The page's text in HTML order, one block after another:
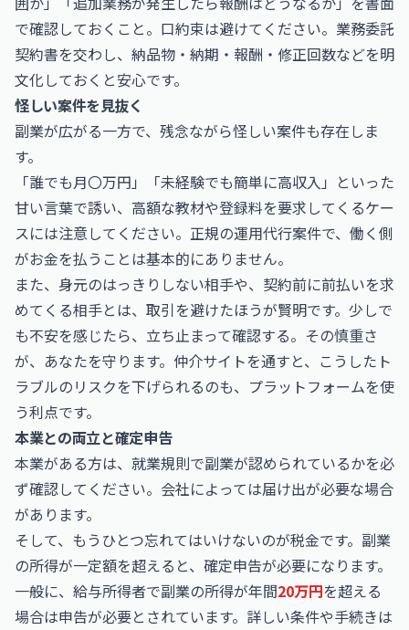
で確認しておくこと。口約束は避けてください。業務委託
契約書を交わし、納品物・納期・報酬・修正回数などを明
文化しておくと安心です。
怪しい案件を見抜く
副業が広がる一方で、残念ながら怪しい案件も存在しま
す。
「誰でも月〇万円」「未経験でも簡単に高収入」といった
甘い言葉で誘い、高額な教材や登録料を要求してくるケー
スには注意してください。正規の運用代行案件で、働く側
がお金を払うことは基本的にありません。
また、身元のはっきりしない相手や、契約前に前払いを求
めてくる相手とは、取引を避けたほうが賢明です。少しで
も不安を感じたら、立ち止まって確認する。その慎重さ
が、あなたを守ります。仲介サイトを通すと、こうしたト
ラブルのリスクを下げられるのも、プラットフォームを使
う利点です。
本業との両立と確定申告
本業がある方は、就業規則で副業が認められているかを必
ず確認してください。会社によっては届け出が必要な場合
があります。
そして、もうひとつ忘れてはいけないのが税金です。副業
の所得が一定額を超えると、確定申告が必要になります。
一般に、給与所得者で副業の所得が年間20万円を超える
場合は申告が必要とされています。詳しい条件や手続きは